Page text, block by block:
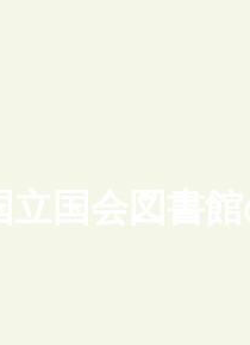
国会図書